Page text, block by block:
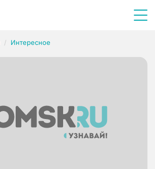
Интересное